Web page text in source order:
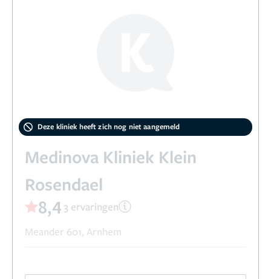
Deze kliniek heeft zich nog niet aangemeld
Medinova Kliniek Klein
Rosendael
8,4 3 ervaringen
Meander 601, Arnhem